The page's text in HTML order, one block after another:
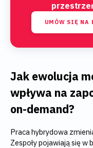
UMÓW SIĘ NA
Jak ewolucja
wpływa na
on-demand?
Praca hybrydowa
Zespoły pojawiają się w